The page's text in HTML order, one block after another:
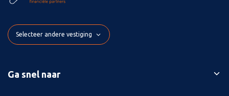
Selecteer andere vestiging
Ga snel naar